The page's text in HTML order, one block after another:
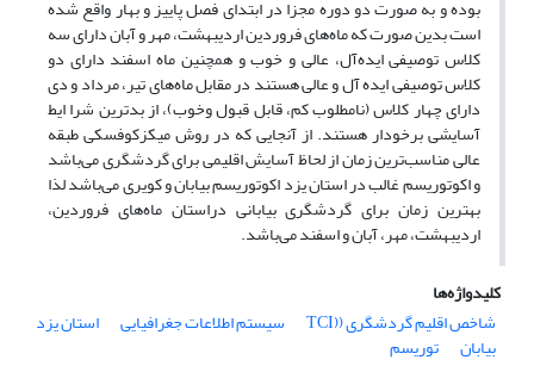
بوده و به صورت دو دوره مجزا در ابتدای فصل پاییز و بهار واقع شده
است بدین صورت که ماه‌های فروردین اردیبهشت، مهر و آبان دارای سه
کلاس توصیفی ایده‌آل، عالی و خوب و همچنین ماه اسفند دارای دو
کلاس توصیفی ایده آل و عالی هستند در مقابل ماه‌های تیر، مرداد و دی
دارای چهار کلاس (نامطلوب کم، قابل قبول وخوب)، از بدترین شرا ایط
آسایشی برخودار هستند. از آنجایی که در روش میکزکوفسکی طبقه
عالی مناسب‌ترین زمان از لحاظ آسایش اقلیمی برای گردشگری می‌باشد
و اکوتوریسم غالب در استان یزد اکوتوریسم بیابان و کویری می‌باشد لذا
بهترین زمان برای گردشگری بیابانی دراستان ماه‌های فروردین،
اردیبهشت، مهر، آبان و اسفند می‌باشد.
کلیدواژه‌ها
شاخص اقلیم گردشگری ((TCI
سیستم اطلاعات جغرافیایی استان یزد
بیابان
توریسم